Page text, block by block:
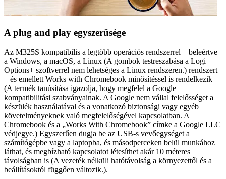
A plug and play egyszerűsége
Az M325S kompatibilis a legtöbb operációs rendszerrel – beleértve
a Windows, a macOS, a Linux (A gombok testreszabása a Logi
Options+ szoftverrel nem lehetséges a Linux rendszeren.) rendszert
– és emellett Works with Chromebook minősítéssel is rendelkezik
(A termék tanúsítása igazolja, hogy megfelel a Google
kompatibilitási szabványainak. A Google nem vállal felelősséget a
készülék használatával és a vonatkozó biztonsági vagy egyéb
követelményeknek való megfelelőségével kapcsolatban. A
Chromebook és a „Works With Chromebook” címke a Google LLC
védjegye.) Egyszerűen dugja be az USB-s vevőegységet a
számítógépbe vagy a laptopba, és másodperceken belül munkához
láthat, és megbízható kapcsolatot létesíthet akár 10 méteres
távolságban is (A vezeték nélküli hatótávolság a környezettől és a
beállításoktól függően változik.).